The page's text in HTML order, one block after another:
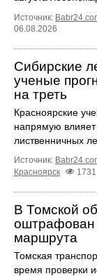
Источник:
06.08.2026
Сибирские
ученые
на треть
Красноярские
напрямую
лиственничных
Источник:
Красноярск
1731
В Томской
оштрафован
маршрута
Томская
время проверки